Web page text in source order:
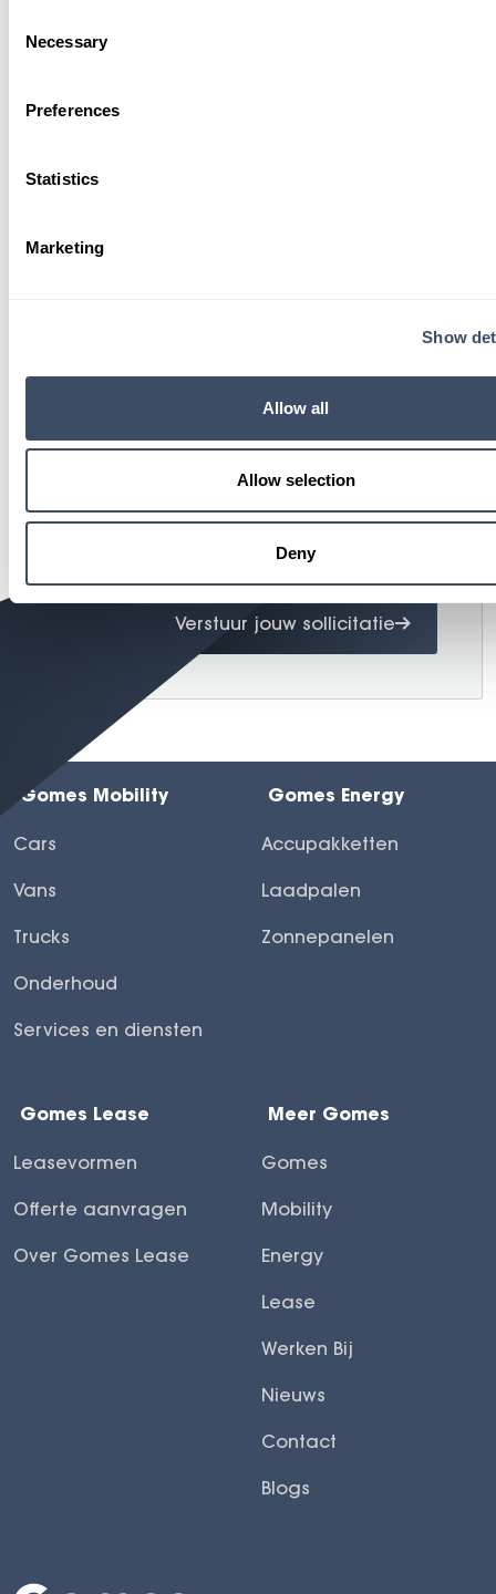
Selection
Necessary
Preferences
Statistics
Marketing
Show
Allow all
Allow selection
Deny
Telefoonnummer*
Woonplaats
Verstuur jouw sollicitatie
Gomes Mobility
Cars
Vans
Trucks
Onderhoud
Services en diensten
Gomes Energy
Accupakketten
Laadpalen
Zonnepanelen
Gomes Lease
Leasevormen
Offerte aanvragen
Over Gomes Lease
Meer Gomes
Gomes
Mobility
Energy
Lease
Werken Bij
Nieuws
Contact
Blogs